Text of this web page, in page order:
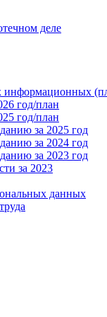
деле
информационных
год/план
год/план
за 2025 год
за 2024 год
за 2023 год
за 2023
данных